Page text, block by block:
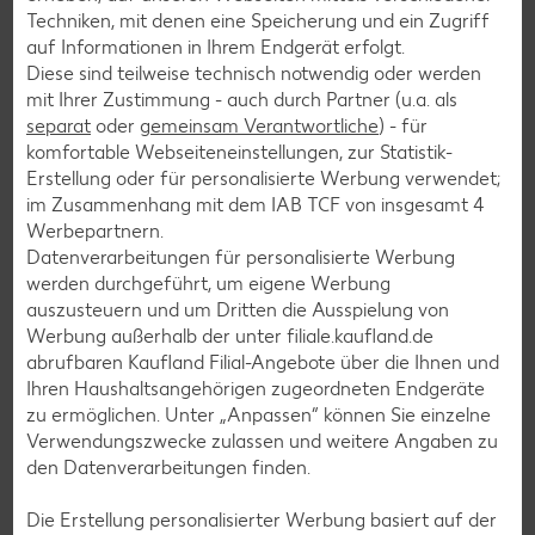
Für die Dekoration Schlagsahne mit Hilfe von
Sahnefest steif schlagen. Vanilleextrakt
hinzufügen und in einen Spritzbeutel mit
Sterntülle füllen.
9
Die Torte mit Sahne, geviertelten Erdbeeren,
sowie frischer Minze garnieren.
Rezeptvideo
Techniken, mit denen eine Speicherung und ein Zugriff
auf Informationen in Ihrem Endgerät erfolgt.
Diese sind teilweise technisch notwendig oder werden
mit Ihrer Zustimmung - auch durch Partner (u.a. als
separat oder gemeinsam Verantwortliche) - für
komfortable Webseiteneinstellungen, zur Statistik-
Erstellung oder für personalisierte Werbung verwendet;
im Zusammenhang mit dem IAB TCF von insgesamt 4
Werbepartnern.
Datenverarbeitungen für personalisierte Werbung
werden durchgeführt, um eigene Werbung
auszusteuern und um Dritten die Ausspielung von
Werbung außerhalb der unter filiale.kaufland.de
abrufbaren Kaufland Filial-Angebote über die Ihnen und
Ihren Haushaltsangehörigen zugeordneten Endgeräte
zu ermöglichen. Unter „Anpassen“ können Sie einzelne
Verwendungszwecke zulassen und weitere Angaben zu
den Datenverarbeitungen finden.
Die Erstellung personalisierter Werbung basiert auf der